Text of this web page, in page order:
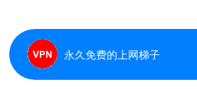
永久免费的上网梯子